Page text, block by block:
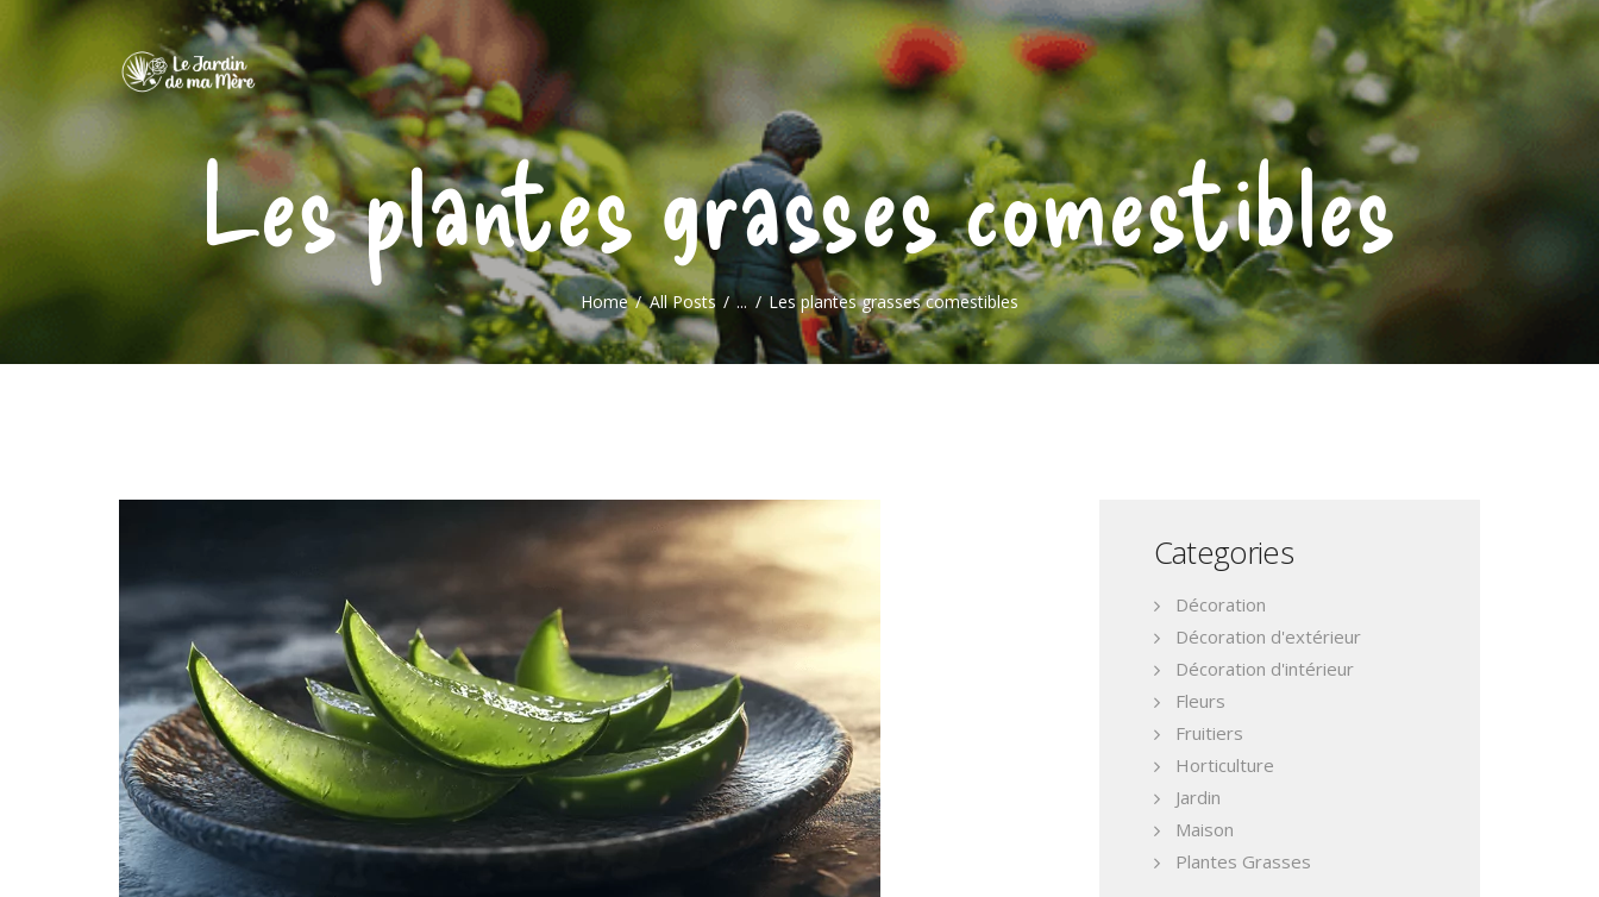
Les plantes grasses comestibles
Home All Posts ... Les plantes grasses comestibles
MAISON
JARDIN
DÉCORATION
Categories
Décoration
Décoration d'extérieur
Décoration d'intérieur
Fleurs
Fruitiers
Horticulture
Jardin
Maison
Plantes Grasses